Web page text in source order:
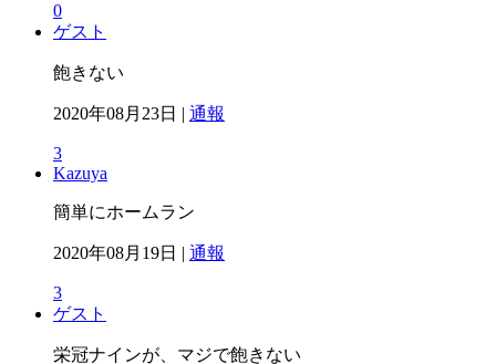
0
ゲスト
飽きない
2020年08月23日 | 通報
3
Kazuya
簡単にホームラン
2020年08月19日 | 通報
3
ゲスト
栄冠ナインが、マジで飽きない